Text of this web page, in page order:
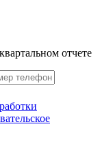
отчете